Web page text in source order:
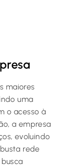
maiores
uma
o acesso à
a empresa
evoluindo
rede